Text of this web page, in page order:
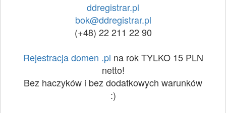
ddregistrar.pl
bok@ddregistrar.pl
(+48) 22 211 22 90
Rejestracja domen .pl na rok TYLKO 15 PLN
netto!
Bez haczyków i bez dodatkowych warunków
:)